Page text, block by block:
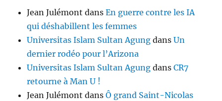
Jean Julémont dansEn guerre contre les IA
qui déshabillent les femmes
Universitas Islam Sultan Agung dansUn
dernier rodéo pour l’Arizona
Universitas Islam Sultan Agung dansCR7
retourne à Man U !
Jean Julémont dansÔ grand Saint-Nicolas